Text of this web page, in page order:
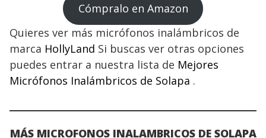
Cómpralo en Amazon
Quieres ver más micrófonos inalámbricos de
marca HollyLand Si buscas ver otras opciones
puedes entrar a nuestra lista de Mejores
Micrófonos Inalámbricos de Solapa .
MÁS MICROFONOS INALAMBRICOS DE SOLAPA